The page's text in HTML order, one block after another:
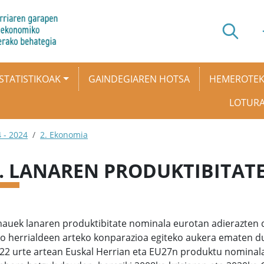
GAINDEGIAREN HOTSA
- 2024 2. Ekonomia
LANAREN
lanaren produktibitate nominala eurotan adierazten
herrialdeen arteko konparazioa egiteko aukera ematen
urte artean Euskal Herrian eta EU27n produktu